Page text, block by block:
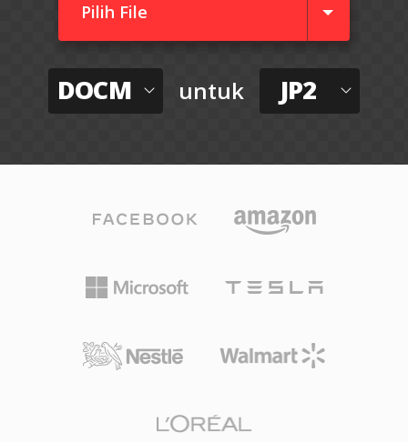
Pilih File
DOCM untuk JP2